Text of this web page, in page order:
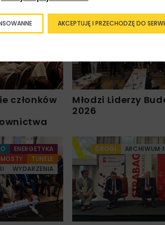
ARCHIWUM NBI
WYDARZENIA
członków
HYDROTECHNIKA
KOLEJ
Młodzi Liderzy
2026
ENERGETYKA
MOSTY
TUNELE
WYDARZENIA
DROGI ARCHIWUM
AKCEPTUJĘ I PRZECHODZĘ DO